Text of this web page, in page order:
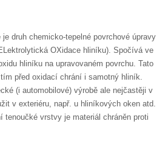
druh chemicko-tepelné povrchové úpravy
OXidace hliníku). Spočívá ve
hliníku na upravovaném povrchu. Tato
před oxidací chrání i samotný hliník.
(i automobilové) výrobě ale nejčastěji v
v exteriéru, např. u hliníkových oken atd.
tenoučké vrstvy je materiál chráněn proti